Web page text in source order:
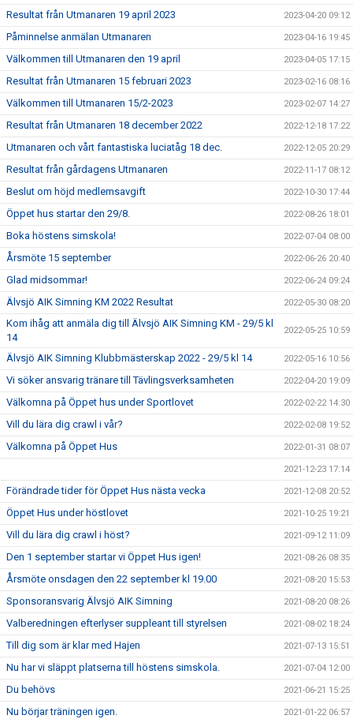
Resultat från Utmanaren 19 april 2023 2023-04-20 09:12
Påminnelse anmälan Utmanaren 2023-04-16 19:45
Välkommen till Utmanaren den 19 april 2023-04-05 17:15
Resultat från Utmanaren 15 februari 2023 2023-02-16 08:16
Välkommen till Utmanaren 15/2-2023 2023-02-07 14:27
Resultat från Utmanaren 18 december 2022 2022-12-18 17:22
Utmanaren och vårt fantastiska luciatåg 18 dec. 2022-12-05 20:29
Resultat från gårdagens Utmanaren 2022-11-17 08:12
Beslut om höjd medlemsavgift 2022-10-30 17:44
Öppet hus startar den 29/8. 2022-08-26 18:01
Boka höstens simskola! 2022-07-04 08:00
Årsmöte 15 september 2022-06-26 20:40
Glad midsommar! 2022-06-24 09:24
Älvsjö AIK Simning KM 2022 Resultat 2022-05-30 08:20
Kom ihåg att anmäla dig till Älvsjö AIK Simning KM - 29/5 kl
14
2022-05-25 10:59
Älvsjö AIK Simning Klubbmästerskap 2022 - 29/5 kl 14 2022-05-16 10:56
Vi söker ansvarig tränare till Tävlingsverksamheten 2022-04-20 19:09
Välkomna på Öppet hus under Sportlovet 2022-02-22 14:30
Vill du lära dig crawl i vår? 2022-02-08 19:52
Välkomna på Öppet Hus 2022-01-31 08:07
2021-12-23 17:14
Förändrade tider för Öppet Hus nästa vecka 2021-12-08 20:52
Öppet Hus under höstlovet 2021-10-25 19:21
Vill du lära dig crawl i höst? 2021-09-12 11:09
Den 1 september startar vi Öppet Hus igen! 2021-08-26 08:35
Årsmöte onsdagen den 22 september kl 19.00 2021-08-20 15:53
Sponsoransvarig Älvsjö AIK Simning 2021-08-20 08:26
Valberedningen efterlyser suppleant till styrelsen 2021-08-02 18:24
Till dig som är klar med Hajen 2021-07-13 15:51
Nu har vi släppt platserna till höstens simskola. 2021-07-04 12:00
Du behövs 2021-06-21 15:25
Nu börjar träningen igen. 2021-01-22 06:57